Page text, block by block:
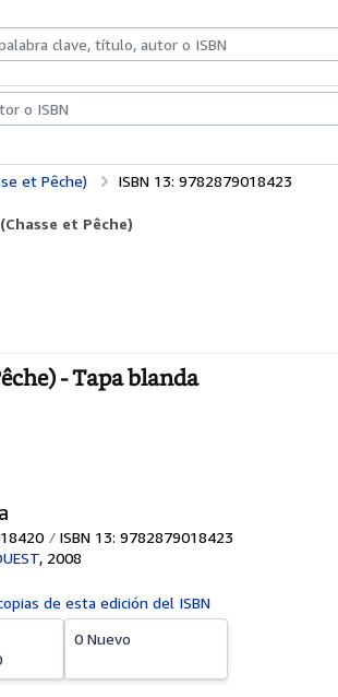
et Pêche) ISBN 13: 9782879018423
et Pêche)
- Tapa blanda
ISBN 13: 9782879018423
, 2008
de esta edición del ISBN
0 Nuevo